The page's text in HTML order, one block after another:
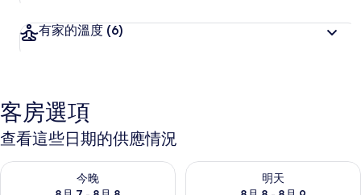
有家的溫度 (6)
客房選項
查看這些日期的供應情況
今晚
查看今晚 (8月 7 - 8月 8) 的供應情況
明天
查看明天 (8月 8 - 8月 9) 的供